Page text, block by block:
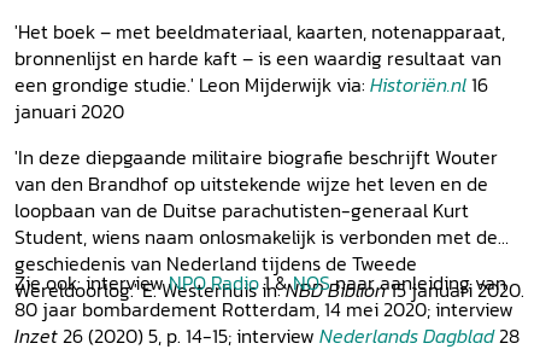
'Het boek – met beeldmateriaal, kaarten, notenapparaat,
bronnenlijst en harde kaft – is een waardig resultaat van
een grondige studie.' Leon Mijderwijk via: Historiën.nl16
januari 2020
'In deze diepgaande militaire biografie beschrijft Wouter
van den Brandhof op uitstekende wijze het leven en de
loopbaan van de Duitse parachutisten-generaal Kurt
Student, wiens naam onlosmakelijk is verbonden met de
geschiedenis van Nederland tijdens de Tweede
Wereldoorlog.' E. Westerhuis in:NBD Biblion15 januari 2020.
Zie ook: interviewNPO Radio1 &NOSnaar aanleiding van
80 jaar bombardement Rotterdam, 14 mei 2020; interview
Inzet26 (2020) 5, p. 14-15; interview Nederlands Dagblad28